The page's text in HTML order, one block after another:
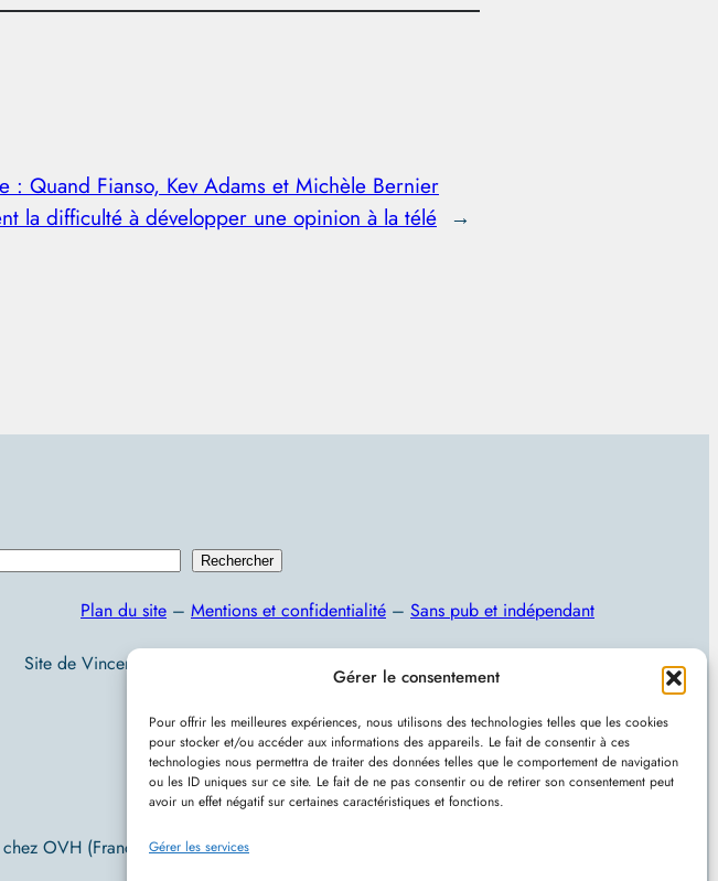
Gérer le consentement
Pour offrir les meilleures expériences, nous utilisons des technologies telles que les cookies
pour stocker et/ou accéder aux informations des appareils. Le fait de consentir à ces
technologies nous permettra de traiter des données telles que le comportement de navigation
ou les ID uniques sur ce site. Le fait de ne pas consentir ou de retirer son consentement peut
avoir un effet négatif sur certaines caractéristiques et fonctions.
Gérer les services
: Quand Fianso, Kev Adams et Michèle Bernier
la difficulté à développer une opinion à la télé →
Rechercher
Plan du site – Mentions et confidentialité – Sans pub et indépendant
Site de Vincent Lecomte : Programmation, jeux vidéo, astuces et actualités IT
OVH (France) – Conçu avec